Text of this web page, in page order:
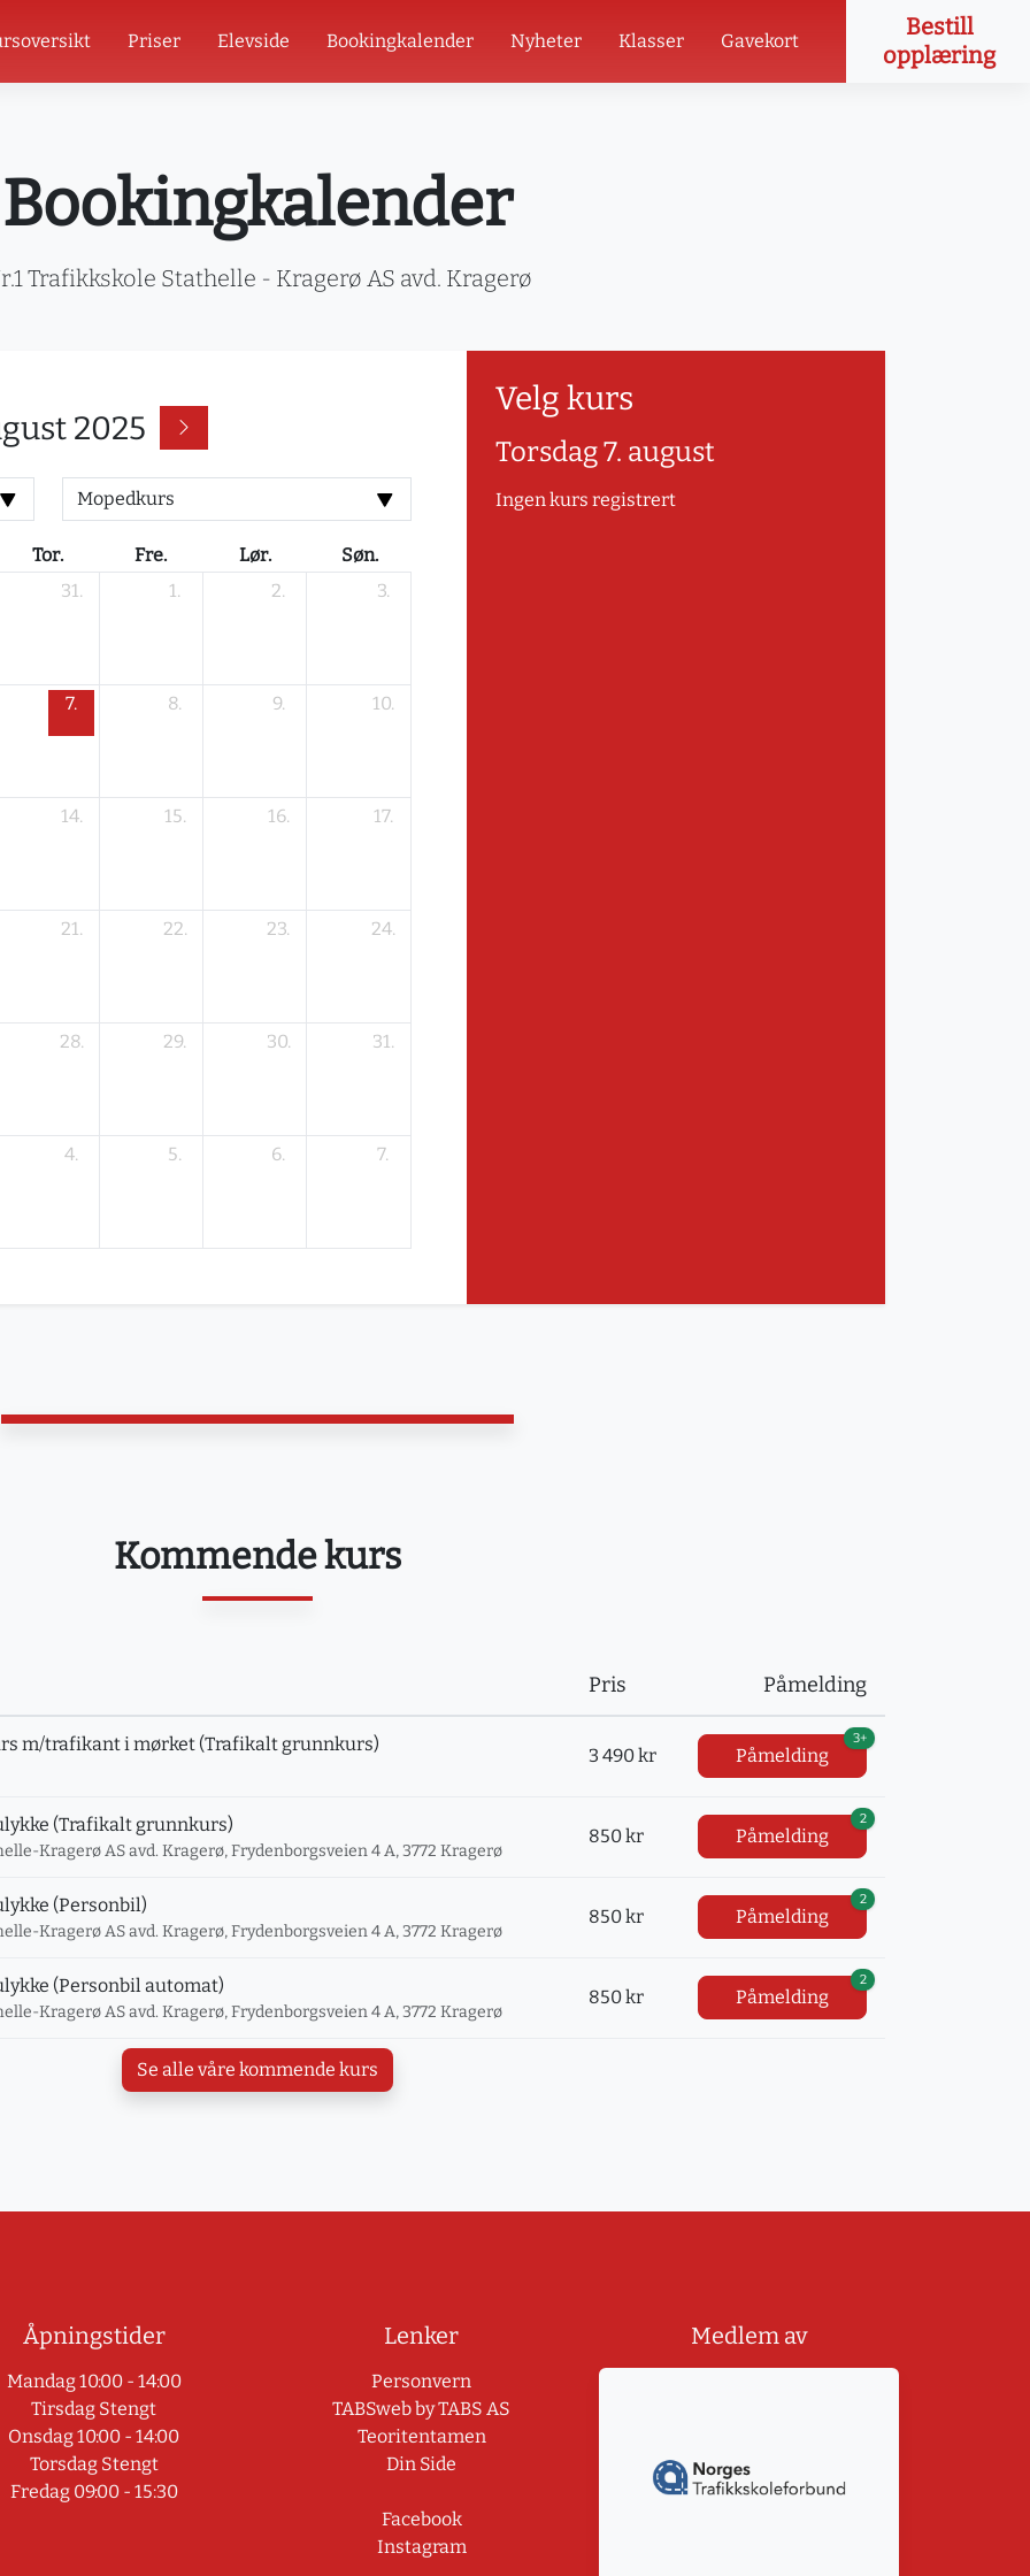
Priser Elevside Bookingkalender Nyheter Klasser Gavekort
Bestill
opplæring
Bookingkalender
Trafikkskole Stathelle - Kragerø AS avd. Kragerø
2025
Tor. Fre. Lør.
Søn.
31. 1. 2. 3.
7. 8. 9. 10.
14. 15. 16. 17.
21. 22. 23. 24.
28. 29. 30. 31.
4. 5. 6. 7.
Velg kurs
Torsdag 7. august
Ingen kurs registrert
Kommende kurs
Pris Påmelding
m/trafikant i mørket (Trafikalt grunnkurs)
3 490 kr Påmelding
3+
(Trafikalt grunnkurs)
Kragerø AS avd. Kragerø, Frydenborgsveien 4 A, 3772 Kragerø
850 kr Påmelding
2
(Personbil)
Kragerø AS avd. Kragerø, Frydenborgsveien 4 A, 3772 Kragerø
850 kr Påmelding
2
(Personbil automat)
Kragerø AS avd. Kragerø, Frydenborgsveien 4 A, 3772 Kragerø
850 kr Påmelding
2
Se alle våre kommende kurs
Åpningstider
Mandag 10:00 - 14:00
Tirsdag Stengt
Onsdag 10:00 - 14:00
Torsdag Stengt
Fredag 09:00 - 15:30
Lenker
Personvern
TABSwebby TABS AS
Teoritentamen
Din Side
Facebook
Instagram
Medlem av